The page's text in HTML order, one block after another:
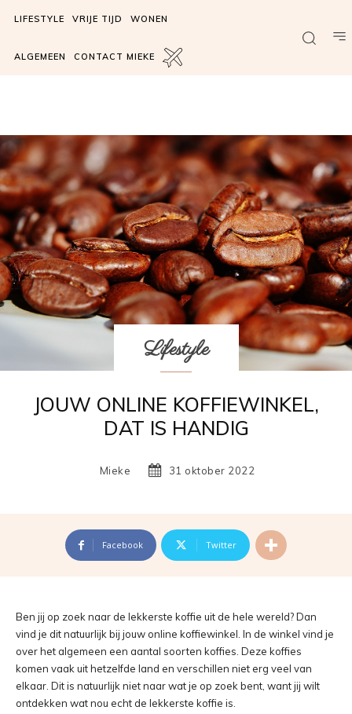
LIFESTYLE VRIJE TIJD WONEN
ALGEMEEN CONTACT MIEKE
Lifestyle
JOUW ONLINE KOFFIEWINKEL,
DAT IS HANDIG
Mieke 31 oktober 2022
Facebook Twitter
Ben jij op zoek naar de lekkerste koffie uit de hele wereld? Dan
vind je dit natuurlijk bij jouw online koffiewinkel. In de winkel vind je
over het algemeen een aantal soorten koffies. Deze koffies
komen vaak uit hetzelfde land en verschillen niet erg veel van
elkaar. Dit is natuurlijk niet naar wat je op zoek bent, want jij wilt
ontdekken wat nou echt de lekkerste koffie is.